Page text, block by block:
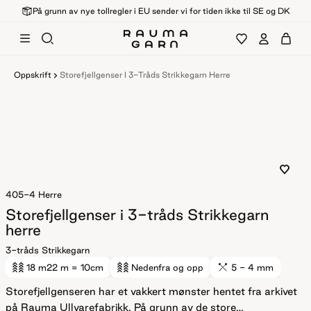
På grunn av nye tollregler i EU sender vi for tiden ikke til SE og DK
Oppskrift Storefjellgenser I 3-Tråds Strikkegarn Herre
405-4 Herre
Storefjellgenser i 3-tråds Strikkegarn
herre
3-tråds Strikkegarn
18 m22 m = 10cm Nedenfra og opp 5 - 4 mm
Storefjellgenseren har et vakkert mønster hentet fra arkivet
på Rauma Ullvarefabrikk. På grunn av de store